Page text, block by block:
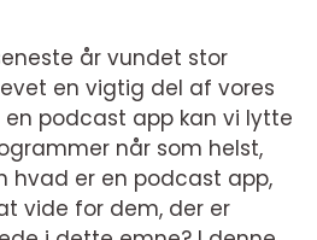
år vundet stor
en vigtig del af vores
podcast app kan vi lytte
når som helst,
hvad er en podcast app,
vide for dem, der er